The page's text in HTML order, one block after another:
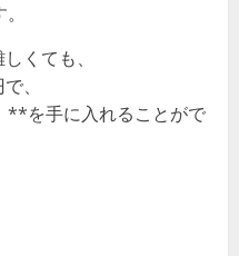
くても、
、
を手に入れることがで